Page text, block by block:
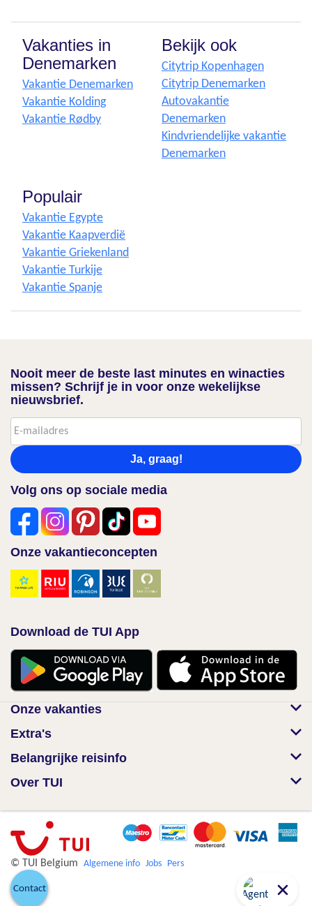
Vakanties in
Denemarken
Vakantie Denemarken
Vakantie Kolding
Vakantie Rødby
Bekijk ook
Citytrip Kopenhagen
Citytrip Denemarken
Autovakantie
Denemarken
Kindvriendelijke vakantie
Denemarken
Populair
Vakantie Egypte
Vakantie Kaapverdië
Vakantie Griekenland
Vakantie Turkije
Vakantie Spanje
Nooit meer de beste last minutes en winacties
missen? Schrijf je in voor onze wekelijkse
nieuwsbrief.
Ja, graag!
Volg ons op sociale media
Onze vakantieconcepten
Download de TUI App
Onze vakanties
Extra's
Belangrijke reisinfo
Over TUI
© TUI Belgium Algemene info Jobs Pers
Contact